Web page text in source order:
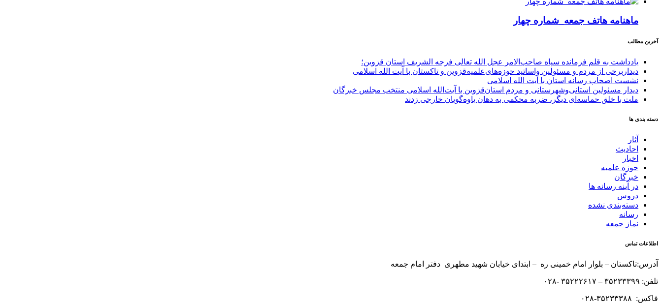
ماهنامه هاتف جمعه_شماره چهار
آخرین مطالب
یادداشت به قلم فرمانده سپاه صاحب‌الامر عجل الله تعالی فرجه الشریف استان قزوین؛
دیداربرخی از مردم و مسئولین واساتید حوزه‌های‌علمیه‌قزوین و تاکستان با آیت الله اسلامی
نشست اصحاب رسانه استان با آیت الله اسلامی
دیدار مسئولین استانی‌وشهرستانی و مردم‌ استان‌قزوین با آیت‌الله‌ اسلامی منتخب مجلس‌ خبرگان
ملت با خلق حماسه‌ای دیگر، ضربه محکمی به دهان یاوه‌گویان خارجی زدند
دسته بندی ها
آثار
احادیث
اخبار
حوزه علمیه
خبرگان
در آینه رسانه ها
دروس
دسته‌بندی نشده
رسانه
نماز جمعه
اطلاعات تماس
آدرس:تاکستان – بلوار امام خمینی ره – ابتدای خیابان شهید مطهری دفتر امام جمعه
تلفن: ۳۵۲۳۳۳۹۹ – ۳۵۲۲۲۶۱۷ -۰۲۸
فاکس: ۳۵۲۳۳۳۸۸-۰۲۸